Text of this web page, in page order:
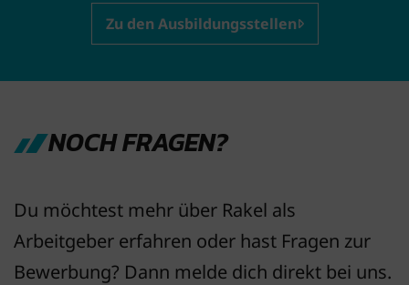
Zu den Ausbildungsstellen
NOCH FRAGEN?
Du möchtest mehr über Rakel als
Arbeitgeber erfahren oder hast Fragen zur
Bewerbung? Dann melde dich direkt bei uns.